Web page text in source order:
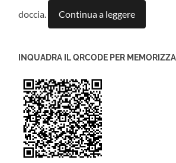
doccia.
Continua a leggere
INQUADRA IL QRCODE PER